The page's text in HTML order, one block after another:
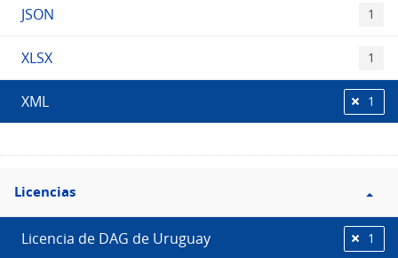
JSON 1
XLSX 1
XML 1
Filtro
Licencias
Licencias
Licencia de DAG de Uruguay 1